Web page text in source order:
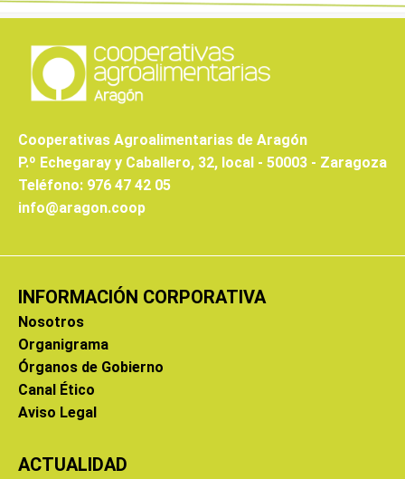
Cooperativas Agroalimentarias de Aragón
P.º Echegaray y Caballero, 32, local - 50003 - Zaragoza
Teléfono: 976 47 42 05
info@aragon.coop
INFORMACIÓN CORPORATIVA
Nosotros
Organigrama
Órganos de Gobierno
Canal Ético
Aviso Legal
ACTUALIDAD